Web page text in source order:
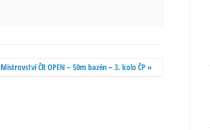
Mistrovství ČR OPEN – 50m bazén – 3. kolo ČP»